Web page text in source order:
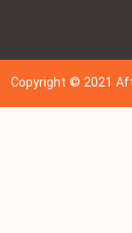
Copyright © 202 1